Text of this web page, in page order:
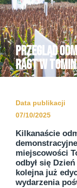
Przegląd
RAGT w
Data publikacji
07/10/2025
Kilkanaście
miejscowości
odbył się
kolejna już
wydarzenia